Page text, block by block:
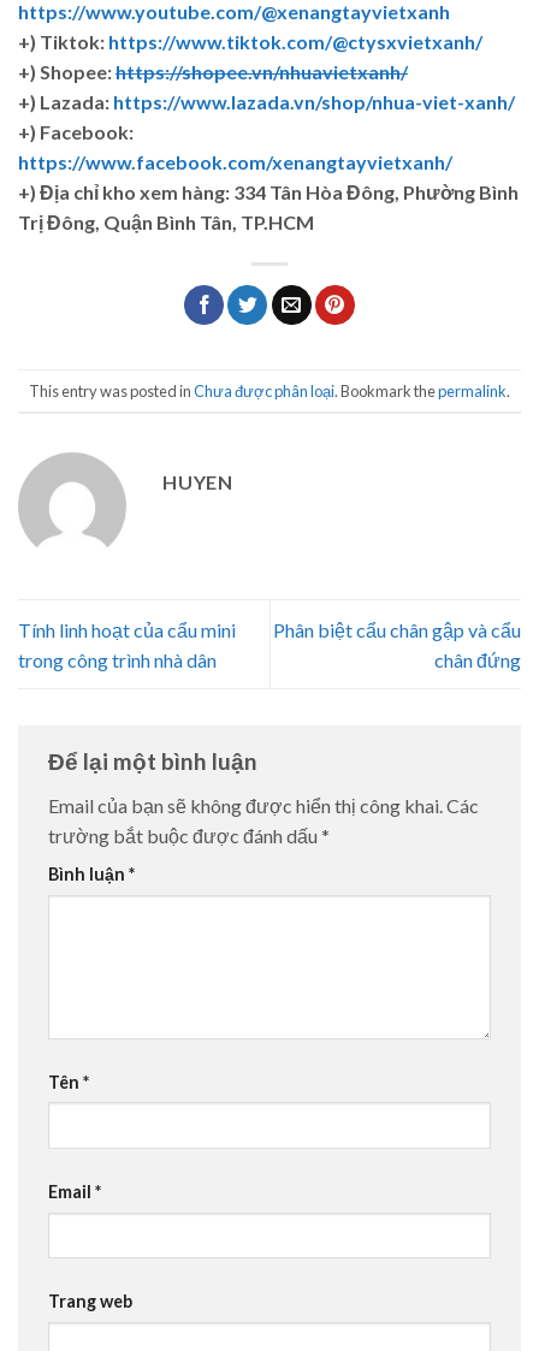
https://www.youtube.com/@xenangtayvietxanh
+) Tiktok: https://www.tiktok.com/@ctysxvietxanh/
+) Shopee:https://shopee.vn/nhuavietxanh/
+) Lazada: https://www.lazada.vn/shop/nhua-viet-xanh/
+) Facebook:
https://www.facebook.com/xenangtayvietxanh/
+) Địa chỉ kho xem hàng: 334 Tân Hòa Đông, Phường Bình
Trị Đông, Quận Bình Tân, TP.HCM
This entry was posted inChưa được phân loại. Bookmark thepermalink.
HUYEN
Tính linh hoạt của cẩu mini
trong công trình nhà dân
Phân biệt cẩu chân gập và cẩu
chân đứng
Để lại một bình luận
Email của bạn sẽ không được hiển thị công khai.Các
trường bắt buộc được đánh dấu *
Bình luận *
Tên *
Email *
Trang web